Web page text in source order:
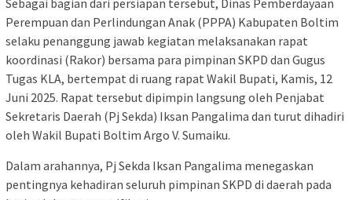
Perempuan dan Perlindungan Anak (PPPA) Kabupaten Boltim
selaku penanggung jawab kegiatan melaksanakan rapat
koordinasi (Rakor) bersama para pimpinan SKPD dan Gugus
Tugas KLA, bertempat di ruang rapat Wakil Bupati, Kamis, 12
Juni 2025. Rapat tersebut dipimpin langsung oleh Penjabat
Sekretaris Daerah (Pj Sekda) Iksan Pangalima dan turut dihadiri
oleh Wakil Bupati Boltim Argo V. Sumaiku.
Dalam arahannya, Pj Sekda Iksan Pangalima menegaskan
pentingnya kehadiran seluruh pimpinan SKPD di daerah pada